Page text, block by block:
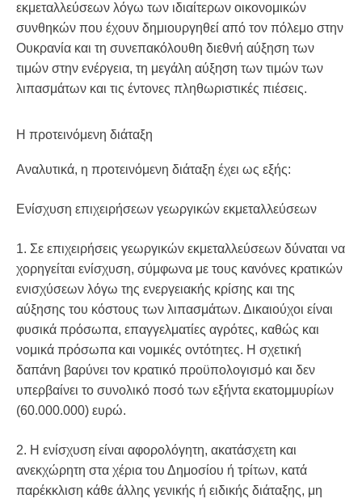
εκμεταλλεύσεων λόγω των ιδιαίτερων οικονομικών
συνθηκών που έχουν δημιουργηθεί από τον πόλεμο στην
Ουκρανία και τη συνεπακόλουθη διεθνή αύξηση των
τιμών στην ενέργεια, τη μεγάλη αύξηση των τιμών των
λιπασμάτων και τις έντονες πληθωριστικές πιέσεις.
Η προτεινόμενη διάταξη
Αναλυτικά, η προτεινόμενη διάταξη έχει ως εξής:
Ενίσχυση επιχειρήσεων γεωργικών εκμεταλλεύσεων
1. Σε επιχειρήσεις γεωργικών εκμεταλλεύσεων δύναται να
χορηγείται ενίσχυση, σύμφωνα με τους κανόνες κρατικών
ενισχύσεων λόγω της ενεργειακής κρίσης και της
αύξησης του κόστους των λιπασμάτων. Δικαιούχοι είναι
φυσικά πρόσωπα, επαγγελματίες αγρότες, καθώς και
νομικά πρόσωπα και νομικές οντότητες. Η σχετική
δαπάνη βαρύνει τον κρατικό προϋπολογισμό και δεν
υπερβαίνει το συνολικό ποσό των εξήντα εκατομμυρίων
(60.000.000) ευρώ.
2. Η ενίσχυση είναι αφορολόγητη, ακατάσχετη και
ανεκχώρητη στα χέρια του Δημοσίου ή τρίτων, κατά
παρέκκλιση κάθε άλλης γενικής ή ειδικής διάταξης, μη